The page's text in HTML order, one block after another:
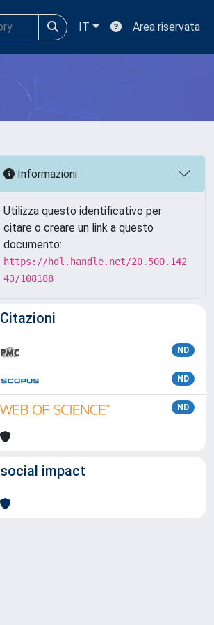
IT Area riservata
Informazioni
Utilizza questo identificativo per
citare o creare un link a questo
documento:
https://hdl.handle.net/20.500.142
43/108188
Citazioni
ND
ND
ND
social impact